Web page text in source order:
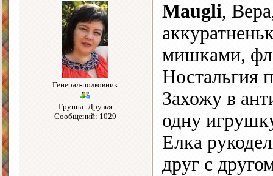
Генерал-полковник
Группа: Друзья
Сообщений: 1029
Maugli,
мишками,
Ностальгия
Захожу в
одну
Елка
друг с